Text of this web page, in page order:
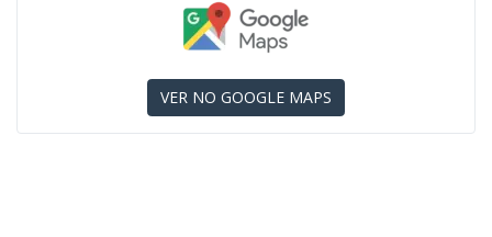
VER NO GOOGLE MAPS